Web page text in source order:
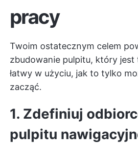
pracy
Twoim ostatecznym celem
zbudowanie pulpitu, który
łatwy w użyciu, jak to tylko
zacząć.
1. Zdefiniuj
pulpitu